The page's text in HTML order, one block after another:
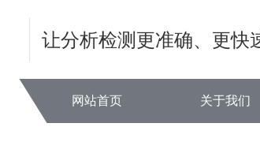
让分析检测更准确、更快
网站首页 关于我们